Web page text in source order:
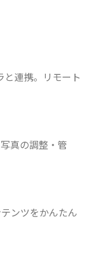
連携。リモート
真の調整・管
ンツをかんたん